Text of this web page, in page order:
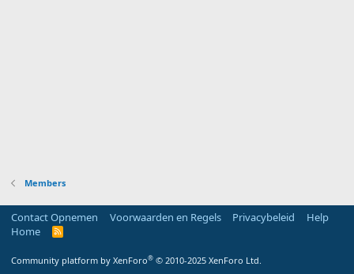
Members
Contact Opnemen Voorwaarden en Regels Privacybeleid
Help
Home
R
Community platform by XenForo® © 2010-2025 XenForo Ltd.